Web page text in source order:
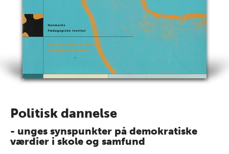
Politisk dannelse
- unges synspunkter på demokratiske
værdier i skole og samfund